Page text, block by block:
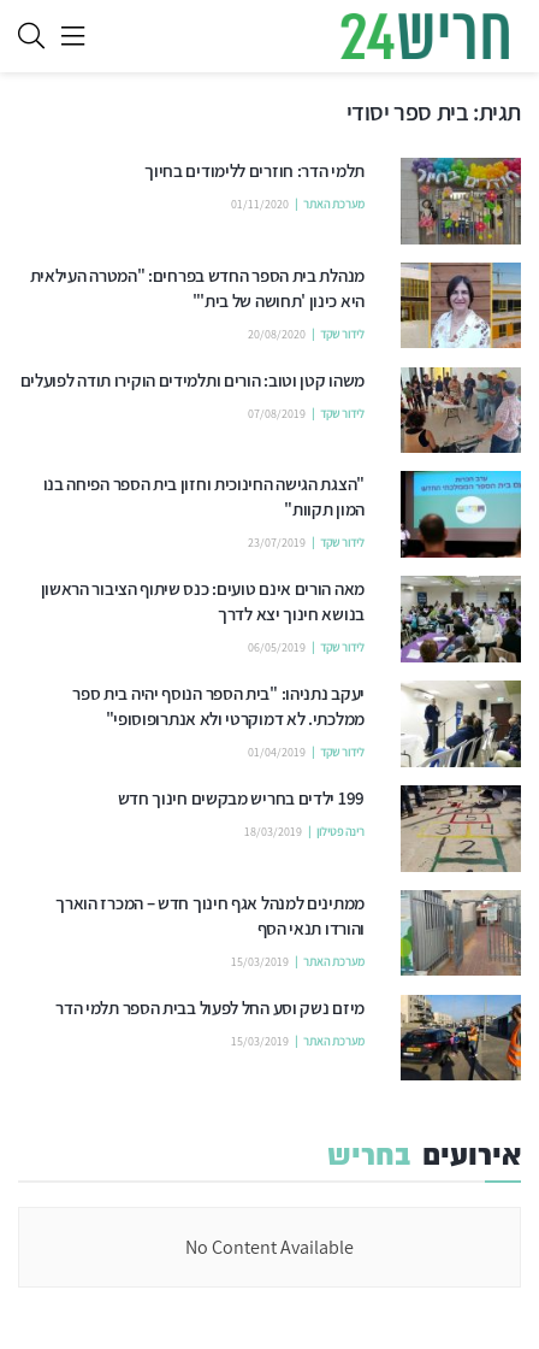
תגית:בית ספר יסודי
תלמי הדר: חוזרים ללימודים בחיוך
מערכת האתר 01/11/2020
מנהלת בית הספר החדש בפרחים: "המטרה העילאית
היא כינון 'תחושה של בית'"
לידור שקד 20/08/2020
משהו קטן וטוב: הורים ותלמידים הוקירו תודה לפועלים
לידור שקד 07/08/2019
"הצגת הגישה החינוכית וחזון בית הספר הפיחה בנו
המון תקוות"
לידור שקד 23/07/2019
מאה הורים אינם טועים: כנס שיתוף הציבור הראשון
בנושא חינוך יצא לדרך
לידור שקד 06/05/2019
יעקב נתניהו: "בית הספר הנוסף יהיה בית ספר
ממלכתי. לא דמוקרטי ולא אנתרופוסופי"
לידור שקד 01/04/2019
199 ילדים בחריש מבקשים חינוך חדש
רינה פטילון 18/03/2019
ממתינים למנהל אגף חינוך חדש – המכרז הוארך
והורדו תנאי הסף
מערכת האתר 15/03/2019
מיזם נשק וסע החל לפעול בבית הספר תלמי הדר
מערכת האתר 15/03/2019
אירועים בחריש
No Content Available